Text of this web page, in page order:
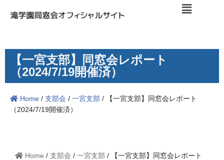
テ
ス
キ
【一宮支部】同窓会レポート
（2024/7/19開催済）
Home / 支部会 / 一宮支部 /
【一宮支部】同窓会レポート
（2024/7/19開催済）
Home / 支部会 / 一宮支部 /
【一宮支部】同窓会レポート